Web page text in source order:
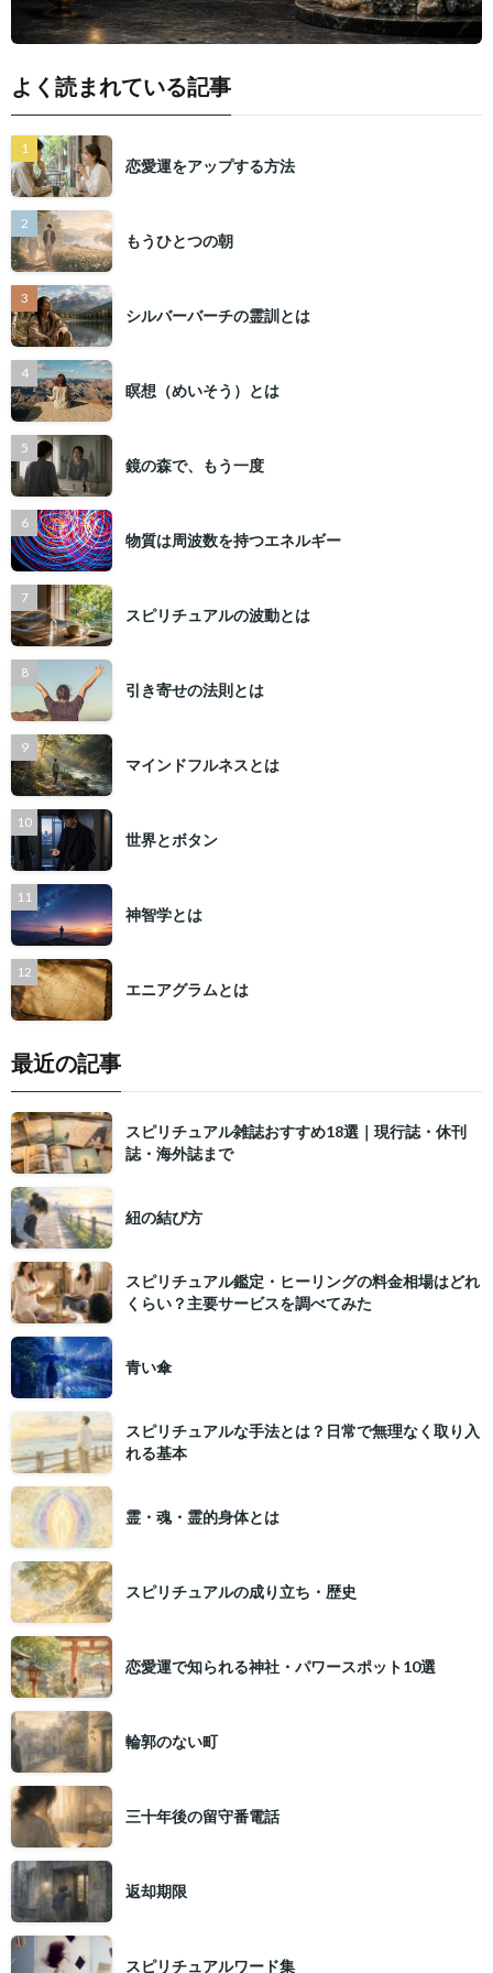
よく読まれている記事
恋愛運をアップする方法
もうひとつの朝
シルバーバーチの霊訓とは
瞑想（めいそう）とは
鏡の森で、もう一度
物質は周波数を持つエネルギー
スピリチュアルの波動とは
引き寄せの法則とは
マインドフルネスとは
世界とボタン
神智学とは
エニアグラムとは
最近の記事
スピリチュアル雑誌おすすめ18選｜現行誌・休刊
誌・海外誌まで
紐の結び方
スピリチュアル鑑定・ヒーリングの料金相場はどれ
くらい？主要サービスを調べてみた
青い傘
スピリチュアルな手法とは？日常で無理なく取り入
れる基本
霊・魂・霊的身体とは
スピリチュアルの成り立ち・歴史
恋愛運で知られる神社・パワースポット10選
輪郭のない町
三十年後の留守番電話
返却期限
スピリチュアルワード集